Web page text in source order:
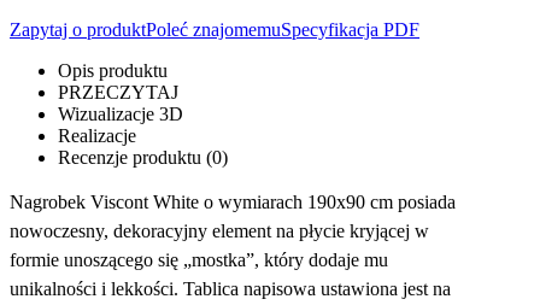
Zapytaj o produktPoleć znajomemuSpecyfikacja PDF
Opis produktu
PRZECZYTAJ
Wizualizacje 3D
Realizacje
Recenzje produktu (0)
Nagrobek Viscont White o wymiarach 190x90 cm posiada
nowoczesny, dekoracyjny element na płycie kryjącej w
formie unoszącego się „mostka”, który dodaje mu
unikalności i lekkości. Tablica napisowa ustawiona jest na